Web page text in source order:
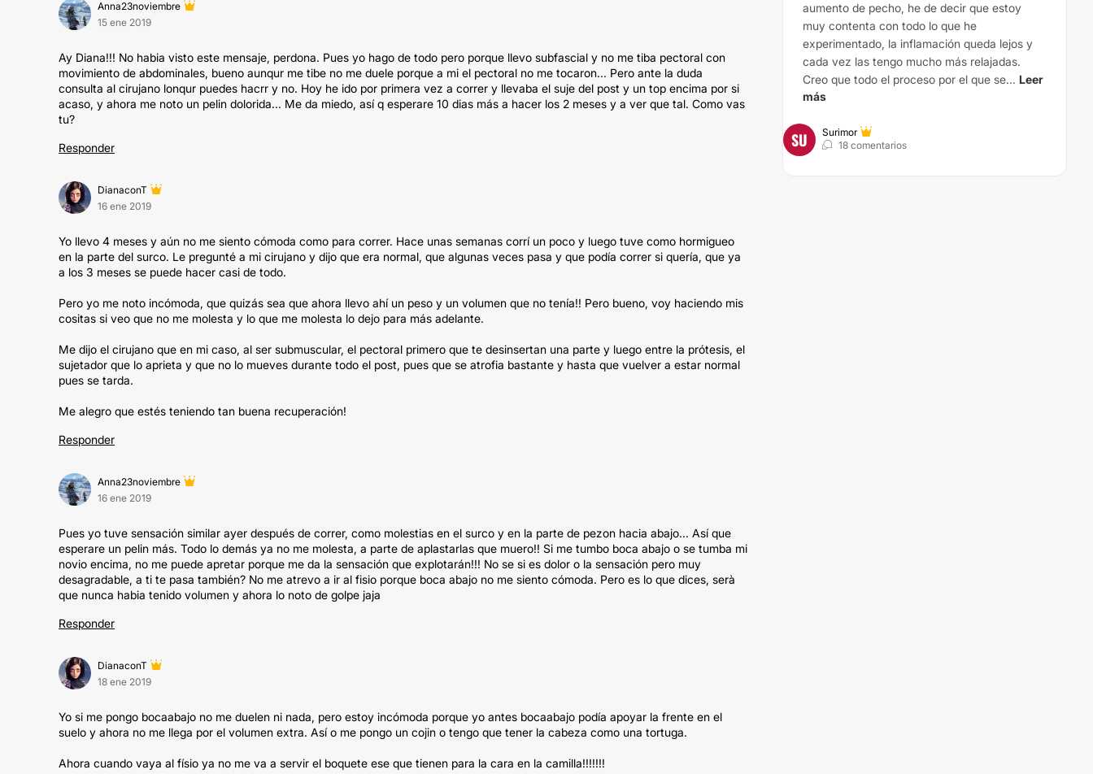
Anna23noviembre
15 ene 2019
Ay Diana!!! No habia visto este mensaje, perdona. Pues yo hago de todo pero porque llevo subfascial y no me tiba pectoral con
movimiento de abdominales, bueno aunqur me tibe no me duele porque a mi el pectoral no me tocaron... Pero ante la duda
consulta al cirujano lonqur puedes hacrr y no. Hoy he ido por primera vez a correr y llevaba el suje del post y un top encima por si
acaso, y ahora me noto un pelin dolorida... Me da miedo, así q esperare 10 dias más a hacer los 2 meses y a ver que tal. Como vas
tu?
Responder
DianaconT
16 ene 2019
Yo llevo 4 meses y aún no me siento cómoda como para correr. Hace unas semanas corrí un poco y luego tuve como hormigueo
en la parte del surco. Le pregunté a mi cirujano y dijo que era normal, que algunas veces pasa y que podía correr si quería, que ya
a los 3 meses se puede hacer casi de todo.
Pero yo me noto incómoda, que quizás sea que ahora llevo ahí un peso y un volumen que no tenía!! Pero bueno, voy haciendo mis
cositas si veo que no me molesta y lo que me molesta lo dejo para más adelante.
Me dijo el cirujano que en mi caso, al ser submuscular, el pectoral primero que te desinsertan una parte y luego entre la prótesis, el
sujetador que lo aprieta y que no lo mueves durante todo el post, pues que se atrofia bastante y hasta que vuelver a estar normal
pues se tarda.
Me alegro que estés teniendo tan buena recuperación!
Responder
Anna23noviembre
16 ene 2019
Pues yo tuve sensación similar ayer después de correr, como molestias en el surco y en la parte de pezon hacia abajo... Así que
esperare un pelin más. Todo lo demás ya no me molesta, a parte de aplastarlas que muero!! Si me tumbo boca abajo o se tumba mi
novio encima, no me puede apretar porque me da la sensación que explotarán!!! No se si es dolor o la sensación pero muy
desagradable, a ti te pasa también? No me atrevo a ir al fisio porque boca abajo no me siento cómoda. Pero es lo que dices, serà
que nunca habia tenido volumen y ahora lo noto de golpe jaja
Responder
DianaconT
18 ene 2019
Yo si me pongo bocaabajo no me duelen ni nada, pero estoy incómoda porque yo antes bocaabajo podía apoyar la frente en el
suelo y ahora no me llega por el volumen extra. Así o me pongo un cojin o tengo que tener la cabeza como una tortuga.
Ahora cuando vaya al físio ya no me va a servir el boquete ese que tienen para la cara en la camilla!!!!!!!
aumento de pecho, he de decir que estoy
muy contenta con todo lo que he
experimentado, la inflamación queda lejos y
cada vez las tengo mucho más relajadas.
Creo que todo el proceso por el que se... Leer
más
SU
Surimor
18 comentarios